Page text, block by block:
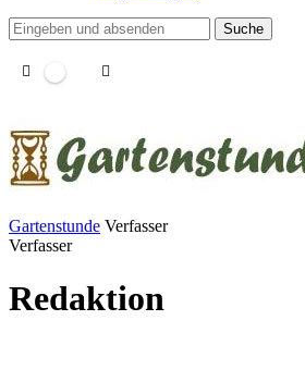
Suche
Gartenstunde Verfasser
Verfasser
Redaktion